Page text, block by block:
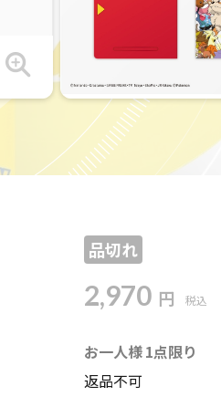
品切れ
2,970 円 税込
お一人様 1点限り
返品不可